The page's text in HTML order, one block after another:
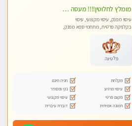
מומלץ לחלוטין!!!! מעסה מקצועית מהממת ואיכותית פרטי!!!לזוגות +לבית המלון - ללא מין !!
עיסוי מפנק, עיסוי מקצועי, עיסוי
בקלניקה פרטית, מתחמי ספא מפנק,
פלטינה
מקלחת
חניה חינם
עיסוי מרגיע
נקי ומסודר
מקום פרטי
עיסוי מקצועי
תמונה אמיתית
דוברת עיברית